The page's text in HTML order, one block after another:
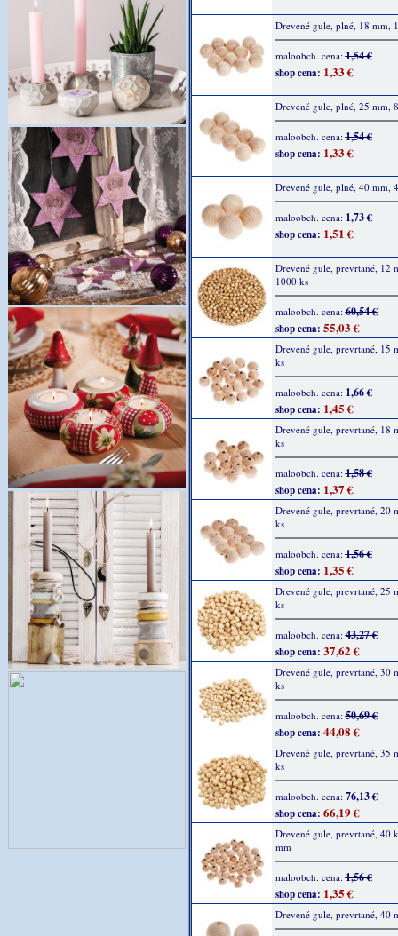
Drevené gule, plné, 18 mm,
maloobch. cena:1,54 €
shop cena: 1,33 €
Drevené gule, plné, 25 mm,
maloobch. cena:1,54 €
shop cena: 1,33 €
Drevené gule, plné, 40 mm,
maloobch. cena:1,73 €
shop cena: 1,51 €
Drevené gule, prevrtané, 12
1000 ks
maloobch. cena:60,54 €
shop cena: 55,03 €
Drevené gule, prevrtané, 15
ks
maloobch. cena:1,66 €
shop cena: 1,45 €
Drevené gule, prevrtané, 18
ks
maloobch. cena:1,58 €
shop cena: 1,37 €
Drevené gule, prevrtané, 20
ks
maloobch. cena:1,56 €
shop cena: 1,35 €
Drevené gule, prevrtané, 25
ks
maloobch. cena:43,27 €
shop cena: 37,62 €
Drevené gule, prevrtané, 30
ks
maloobch. cena:50,69 €
shop cena: 44,08 €
Drevené gule, prevrtané, 35
ks
maloobch. cena:76,13 €
shop cena: 66,19 €
Drevené gule, prevrtané, 40
mm
maloobch. cena:1,56 €
shop cena: 1,35 €
Drevené gule, prevrtané, 40